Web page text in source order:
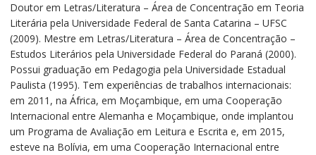
Doutor em Letras/Literatura – Área de Concentração em Teoria
Literária pela Universidade Federal de Santa Catarina – UFSC
(2009). Mestre em Letras/Literatura – Área de Concentração –
Estudos Literários pela Universidade Federal do Paraná (2000).
Possui graduação em Pedagogia pela Universidade Estadual
Paulista (1995). Tem experiências de trabalhos internacionais:
em 2011, na África, em Moçambique, em uma Cooperação
Internacional entre Alemanha e Moçambique, onde implantou
um Programa de Avaliação em Leitura e Escrita e, em 2015,
esteve na Bolívia, em uma Cooperação Internacional entre